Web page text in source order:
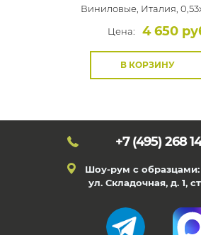
Виниловые, Италия,
Цена:
4 650
В КОРЗИНУ
+7 (495) 268
Шоу-рум с образцами:
ул. Складочная, д. 1,